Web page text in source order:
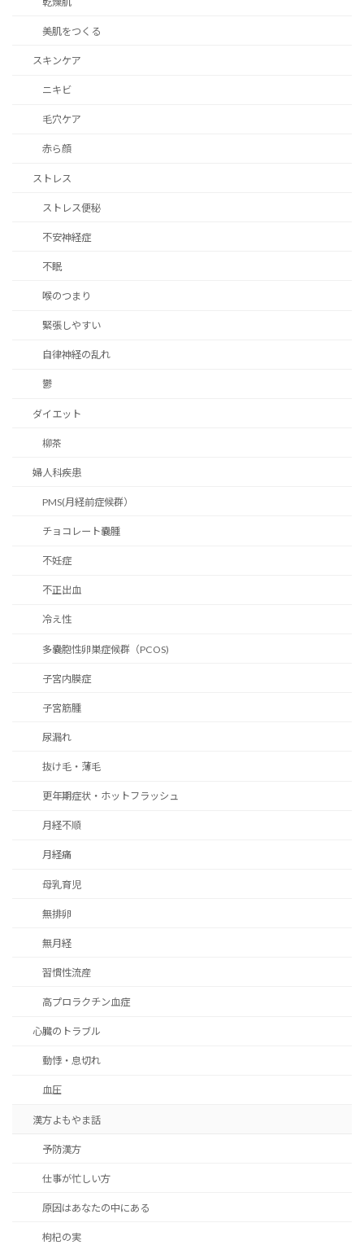
美肌をつくる
スキンケア
ニキビ
毛穴ケア
赤ら顔
ストレス
ストレス便秘
不安神経症
不眠
喉のつまり
緊張しやすい
自律神経の乱れ
鬱
ダイエット
柳茶
婦人科疾患
PMS(月経前症候群）
チョコレート嚢腫
不妊症
不正出血
冷え性
多嚢胞性卵巣症候群（PCOS)
子宮内膜症
子宮筋腫
尿漏れ
抜け毛・薄毛
更年期症状・ホットフラッシュ
月経不順
月経痛
母乳育児
無排卵
無月経
習慣性流産
高プロラクチン血症
心臓のトラブル
動悸・息切れ
血圧
漢方よもやま話
予防漢方
仕事が忙しい方
原因はあなたの中にある
枸杞の実